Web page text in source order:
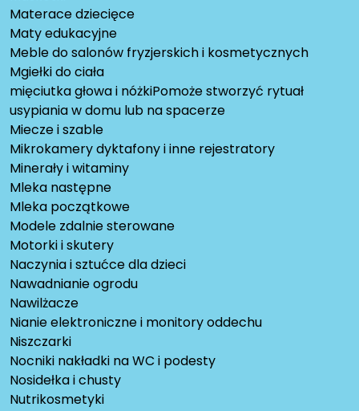
Materace dziecięce
Maty edukacyjne
Meble do salonów fryzjerskich i kosmetycznych
Mgiełki do ciała
mięciutka głowa i nóżkiPomoże stworzyć rytuał
usypiania w domu lub na spacerze
Miecze i szable
Mikrokamery dyktafony i inne rejestratory
Minerały i witaminy
Mleka następne
Mleka początkowe
Modele zdalnie sterowane
Motorki i skutery
Naczynia i sztućce dla dzieci
Nawadnianie ogrodu
Nawilżacze
Nianie elektroniczne i monitory oddechu
Niszczarki
Nocniki nakładki na WC i podesty
Nosidełka i chusty
Nutrikosmetyki